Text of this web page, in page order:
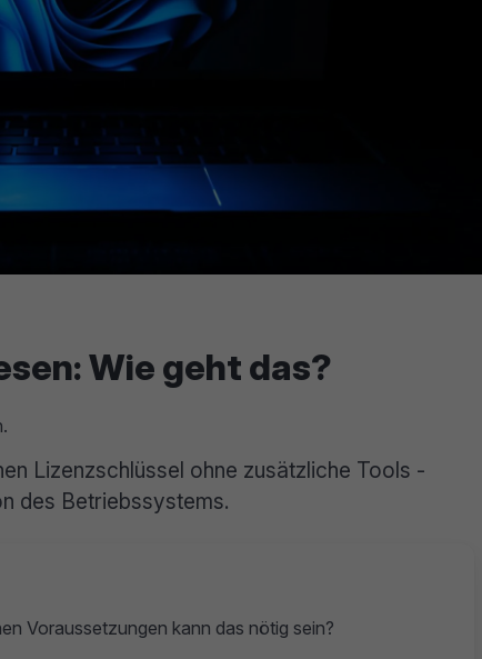
Wie geht das?
Lizenzschlüssel ohne zusätzliche Tools -
des Betriebssystems.
Voraussetzungen kann das nötig sein?